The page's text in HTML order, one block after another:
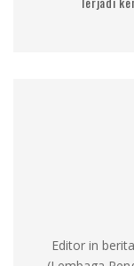
Editor in